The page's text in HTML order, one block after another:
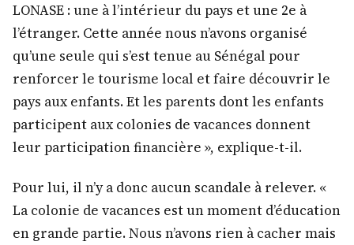
LONASE : une à l’intérieur du pays et une 2e à
l’étranger. Cette année nous n’avons organisé
qu’une seule qui s’est tenue au Sénégal pour
renforcer le tourisme local et faire découvrir le
pays aux enfants. Et les parents dont les enfants
participent aux colonies de vacances donnent
leur participation financière », explique-t-il.
Pour lui, il n’y a donc aucun scandale à relever. «
La colonie de vacances est un moment d’éducation
en grande partie. Nous n’avons rien à cacher mais